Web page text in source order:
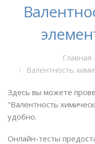
Главная
Валентность
Здесь вы можете
"Валентность
удобно.
Онлайн-тесты